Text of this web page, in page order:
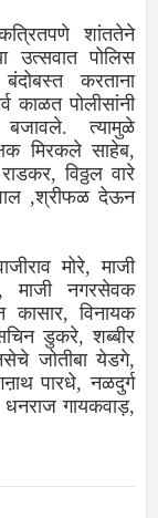
शांततेने
उत्सवात पोलिस
करताना
काळत पोलीसांनी
बजावले. त्यामुळे
मिरकले साहेब,
विठ्ठल वारे
शाल ,श्रीफळ देऊन
मोरे, माजी
माजी नगरसेवक
विनायक
डुकरे, शब्बीर
जोतीबा येडगे,
पारधे, नळदुर्ग
गायकवाड़,